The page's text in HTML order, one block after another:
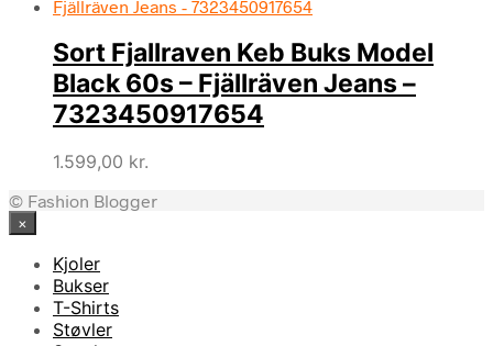
Sort Fjallraven Keb Buks Model
Black 60s – Fjällräven Jeans –
7323450917654
1.599,00 kr.
© Fashion Blogger
×
Kjoler
Bukser
T-Shirts
Støvler